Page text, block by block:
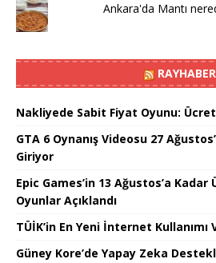
Ankara'da Mantı
RAYHABER
Nakliyede Sabit Fiyat Oyunu:
GTA 6 Oynanış Videosu 27
Giriyor
Epic Games’in 13 Ağustos’a
Oyunlar Açıklandı
TÜİK’in En Yeni İnternet Kullanımı
Güney Kore’de Yapay Zeka